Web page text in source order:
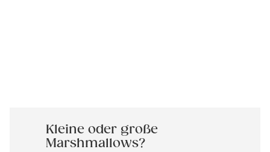
Kleine oder große
Marshmallows?